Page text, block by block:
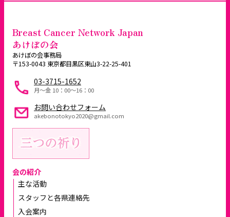
Breast Cancer Network Japan
あけぼの会
あけぼの会事務局
〒153-0043 東京都目黒区東山3-22-25-401
03-3715-1652
月～金 10：00〜16：00
お問い合わせフォーム
akebonotokyo2020@gmail.com
会の紹介
主な活動
スタッフと各県連絡先
入会案内